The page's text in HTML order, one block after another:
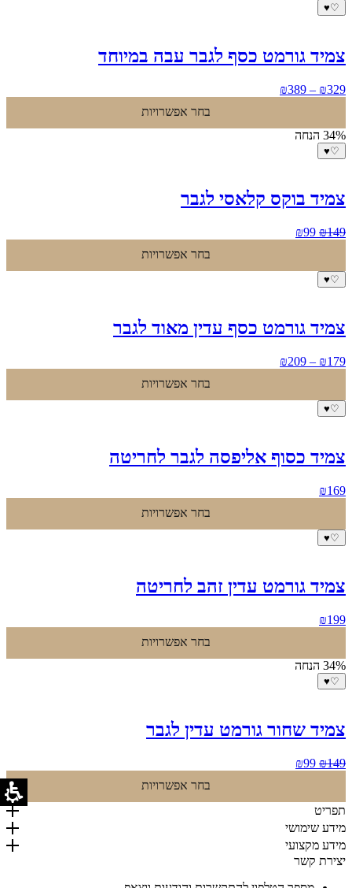
♡
♥
צמיד גורמט כסף לגבר עבה במיוחד
₪329
–
₪389
עד
בחר אפשרויות
34% הנחה
♡
♥
צמיד בוקס קלאסי לגבר
₪149
המחיר
₪149.
₪99
₪99.
בחר אפשרויות
♡
♥
צמיד גורמט כסף עדין מאוד לגבר
₪179
–
₪209
עד
בחר אפשרויות
♡
♥
צמיד כסוף אליפסה לגבר לחריטה
₪169
בחר אפשרויות
♡
♥
צמיד גורמט עדין זהב לחריטה
₪199
בחר אפשרויות
34% הנחה
♡
♥
צמיד שחור גורמט עדין לגבר
₪149
המחיר
₪149.
₪99
₪99.
בחר אפשרויות
תפריט
מידע שימושי
מידע מקצועי
יצירת קשר